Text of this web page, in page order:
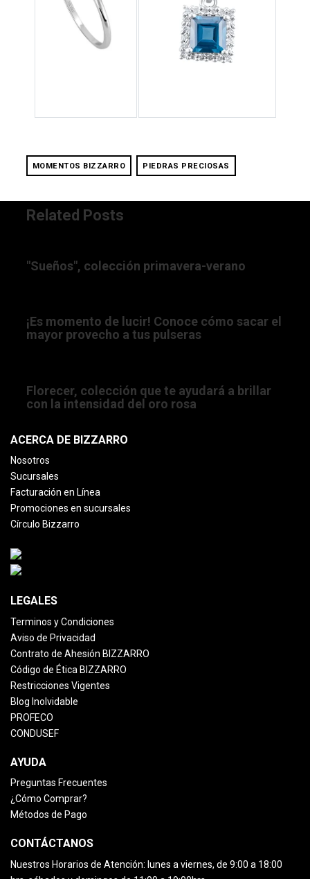
MOMENTOS BIZZARRO PIEDRAS PRECIOSAS
Related Posts
"Sueños", colección primavera-verano
¡Es momento de lucir! Conoce cómo sacar el
mayor provecho a tus pulseras
Florecer, colección que te ayudará a brillar
con la intensidad del oro rosa
ACERCA DE BIZZARRO
Nosotros
Sucursales
Facturación en Línea
Promociones en sucursales
Círculo Bizzarro
LEGALES
Terminos y Condiciones
Aviso de Privacidad
Contrato de Ahesión BIZZARRO
Código de Ética BIZZARRO
Restricciones Vigentes
Blog Inolvidable
PROFECO
CONDUSEF
AYUDA
Preguntas Frecuentes
¿Cómo Comprar?
Métodos de Pago
CONTÁCTANOS
Nuestros Horarios de Atención: lunes a viernes, de 9:00 a 18:00